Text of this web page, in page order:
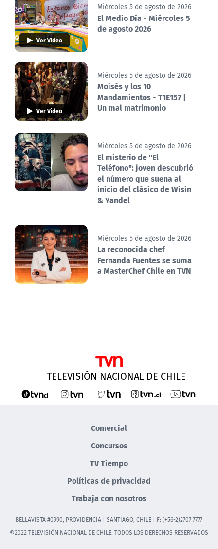
Ver Video
Miércoles 5 de agosto de 2026
El Medio Día - Miércoles 5
de agosto 2026
Ver Video
Miércoles 5 de agosto de 2026
Moisés y los 10
Mandamientos - T1E157 |
Un mal matrimonio
Miércoles 5 de agosto de 2026
El misterio de "El
Teléfono": joven descubrió
el número que suena al
inicio del clásico de Wisin
& Yandel
Miércoles 5 de agosto de 2026
La reconocida chef
Fernanda Fuentes se suma
a MasterChef Chile en TVN
TELEVISIÓN NACIONAL DE CHILE
Comercial
Concursos
TV Tiempo
Políticas de privacidad
Trabaja con nosotros
BELLAVISTA #0990, PROVIDENCIA | SANTIAGO, CHILE | F: (+56-2)2707 7777
©2022 TELEVISIÓN NACIONAL DE CHILE. TODOS LOS DERECHOS RESERVADOS